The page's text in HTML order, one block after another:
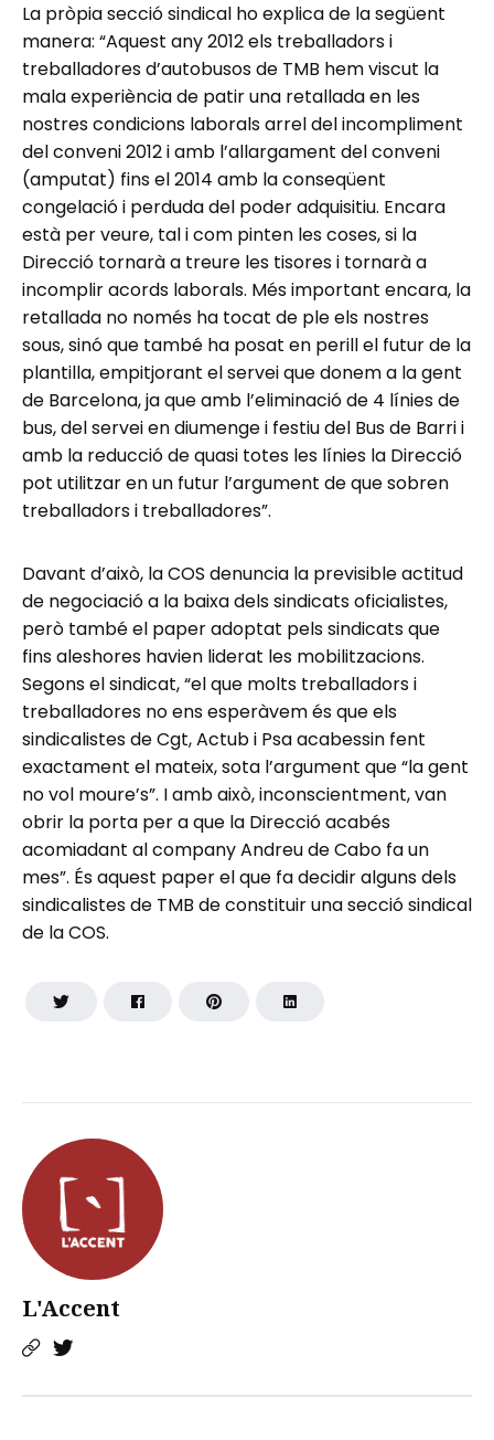
L'Accent
La pròpia secció sindical ho explica de la següent
manera: “Aquest any 2012 els treballadors i
treballadores d’autobusos de TMB hem viscut la
mala experiència de patir una retallada en les
nostres condicions laborals arrel del incompliment
del conveni 2012 i amb l’allargament del conveni
(amputat) fins el 2014 amb la conseqüent
congelació i perduda del poder adquisitiu. Encara
està per veure, tal i com pinten les coses, si la
Direcció tornarà a treure les tisores i tornarà a
incomplir acords laborals. Més important encara, la
retallada no només ha tocat de ple els nostres
sous, sinó que també ha posat en perill el futur de la
plantilla, empitjorant el servei que donem a la gent
de Barcelona, ja que amb l’eliminació de 4 línies de
bus, del servei en diumenge i festiu del Bus de Barri i
amb la reducció de quasi totes les línies la Direcció
pot utilitzar en un futur l’argument de que sobren
treballadors i treballadores”.
Davant d’això, la COS denuncia la previsible actitud
de negociació a la baixa dels sindicats oficialistes,
però també el paper adoptat pels sindicats que
fins aleshores havien liderat les mobilitzacions.
Segons el sindicat, “el que molts treballadors i
treballadores no ens esperàvem és que els
sindicalistes de Cgt, Actub i Psa acabessin fent
exactament el mateix, sota l’argument que “la gent
no vol moure’s”. I amb això, inconscientment, van
obrir la porta per a que la Direcció acabés
acomiadant al company Andreu de Cabo fa un
mes”. És aquest paper el que fa decidir alguns dels
sindicalistes de TMB de constituir una secció sindical
de la COS.